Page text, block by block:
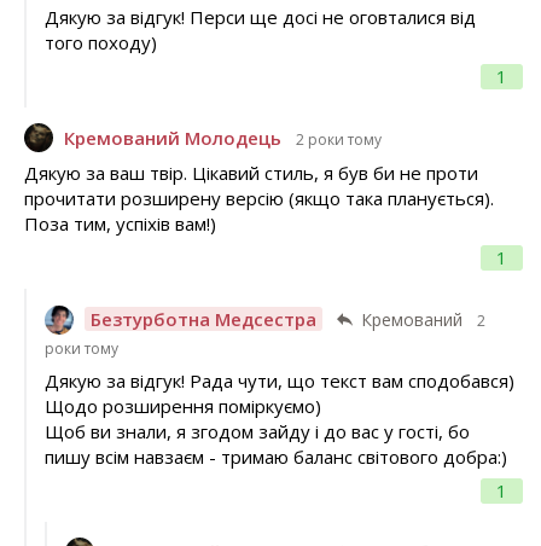
1
Дякую за відгук! Перси ще досі не оговталися від
того походу)
Кремований Молодець 2 роки тому
1
Дякую за ваш твір. Цікавий стиль, я був би не проти
прочитати розширену версію (якщо така планується).
Поза тим, успіхів вам!)
Безтурботна Медсестра Кремований
2
роки тому
1
Дякую за відгук! Рада чути, що текст вам сподобався)
Щодо розширення поміркуємо)
Щоб ви знали, я згодом зайду і до вас у гості, бо
пишу всім навзаєм - тримаю баланс світового добра:)